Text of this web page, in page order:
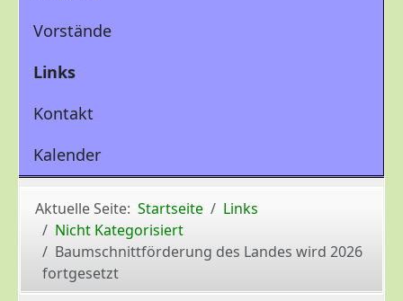
Vorstände
Links
Kontakt
Kalender
Aktuelle Seite: Startseite
Links
Nicht Kategorisiert
Baumschnittförderung des Landes wird 2026
fortgesetzt